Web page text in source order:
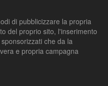
di pubblicizzare la propria
del proprio sito, l'inserimento
che da la
e propria campagna